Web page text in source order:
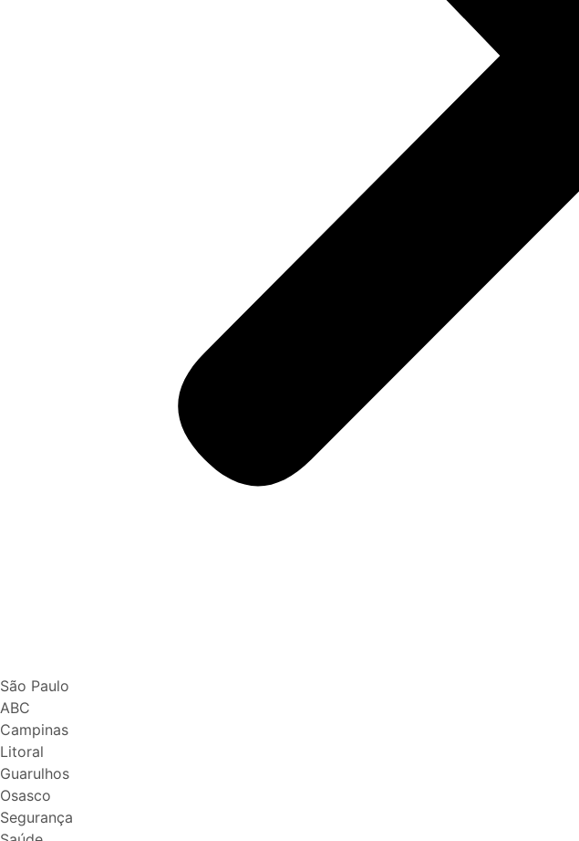
São Paulo
ABC
Campinas
Litoral
Guarulhos
Osasco
Segurança